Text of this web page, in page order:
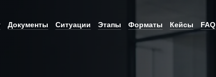
Документы Ситуации Этапы Форматы Кейсы FAQ